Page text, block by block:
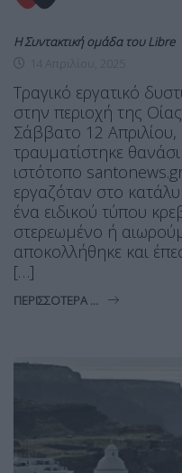
Η Συντακτική ομάδα του Libre
Τραγικό εργατικό
στην περιοχή της
Σάββατο 12
τραυματίστηκε
ιστότοπο
εργαζόταν στο
ένα ειδικού τύπου
στερεωμένο ή
αποκολλήθηκε και
[…]
ΠΕΡΙΣΣΌΤΕΡΑ ...